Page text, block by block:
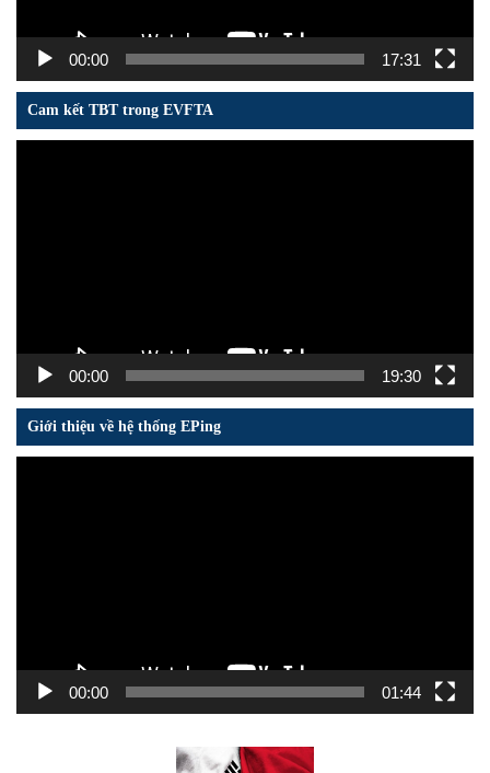
00:00 17:31
Cam kết TBT trong EVFTA
00:00 19:30
Giới thiệu về hệ thống EPing
00:00 01:44